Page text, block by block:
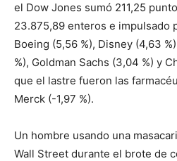
el Dow Jones sumó 211,25
23.875,89 enteros e impulsado
Boeing (5,56 %), Disney (4,63
%), Goldman Sachs (3,04 %) y
que el lastre fueron las
Merck (-1,97 %).
Un hombre usando una
Wall Street durante el brote de